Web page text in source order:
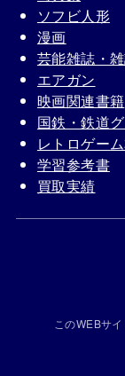
ソフビ人形
漫画
芸能雑誌・
エアガン
映画関連書籍
国鉄・鉄道
レトロゲー
学習参考書
買取実績
このWEBサ